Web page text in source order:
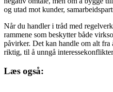
og utad mot kunder,
Når du handler i tråd med
rammene som beskytter både
påvirker. Det kan handle om alt fra
riktig, til å unngå
Læs også: